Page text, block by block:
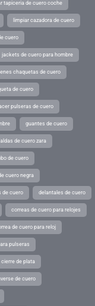
tapiceria de cuero coche
limpiar cazadora de cuero
cuero
jackets de cuero para hombre
chaquetas de cuero
de cuero
pulseras de cuero
guantes de cuero
de cuero zara
de cuero
cuero negra
de cuero delantales de cuero
correas de cuero para relojes
de cuero para reloj
pulseras
de plata
de cuero